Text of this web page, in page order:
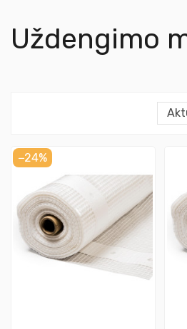
Uždengimo
−24%